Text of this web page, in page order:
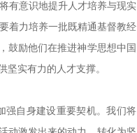
有意识地提升人才培养与现实
着力培养一批既精通基督教经
鼓励他们在推进神学思想中国
实有力的人才支撑。
强自身建设重要契机。我们将